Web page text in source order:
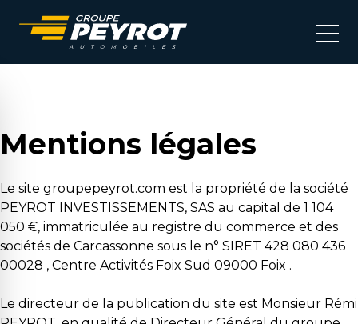
Mentions légales
Le site groupepeyrot.com est la propriété de la société
PEYROT INVESTISSEMENTS, SAS au capital de 1 104
050 €, immatriculée au registre du commerce et des
sociétés de Carcassonne sous le n° SIRET 428 080 436
00028 , Centre Activités Foix Sud 09000 Foix .
Le directeur de la publication du site est Monsieur Rémi